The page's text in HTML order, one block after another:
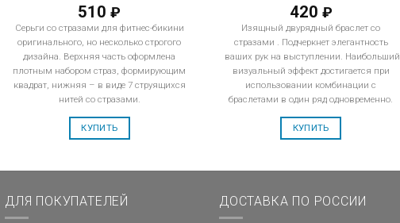
510₽
Серьги со стразами для фитнес-бикини
оригинального, но несколько строгого
дизайна. Верхняя часть оформлена
плотным набором страз, формирующим
квадрат, нижняя – в виде 7 струящихся
нитей со стразами.
КУПИТЬ
420 ₽
Изящный двурядный браслет со
стразами . Подчеркнет элегантность
ваших рук на выступлении. Наибольший
визуальный эффект достигается при
использовании комбинации с
браслетами в один ряд одновременно.
КУПИТЬ
ДЛЯ ПОКУПАТЕЛЕЙ ДОСТАВКА ПО РОССИИ